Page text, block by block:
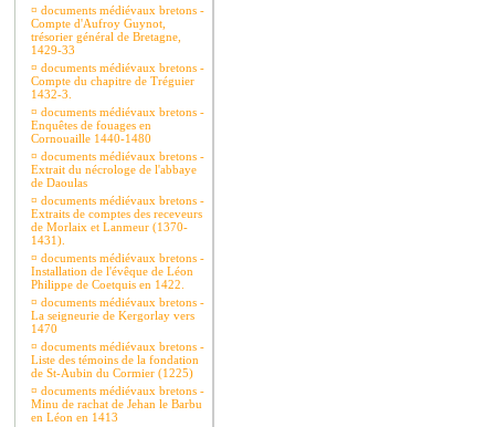
¤ documents médiévaux bretons -
Compte d'Aufroy Guynot,
trésorier général de Bretagne,
1429-33
¤ documents médiévaux bretons -
Compte du chapitre de Tréguier
1432-3.
¤ documents médiévaux bretons -
Enquêtes de fouages en
Cornouaille 1440-1480
¤ documents médiévaux bretons -
Extrait du nécrologe de l'abbaye
de Daoulas
¤ documents médiévaux bretons -
Extraits de comptes des receveurs
de Morlaix et Lanmeur (1370-
1431).
¤ documents médiévaux bretons -
Installation de l'évêque de Léon
Philippe de Coetquis en 1422.
¤ documents médiévaux bretons -
La seigneurie de Kergorlay vers
1470
¤ documents médiévaux bretons -
Liste des témoins de la fondation
de St-Aubin du Cormier (1225)
¤ documents médiévaux bretons -
Minu de rachat de Jehan le Barbu
en Léon en 1413